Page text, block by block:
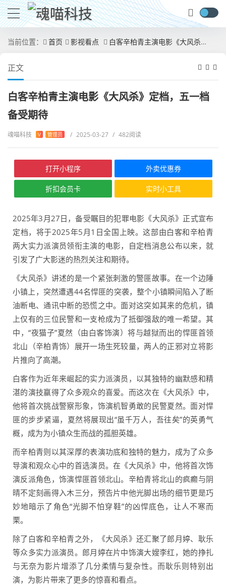
当前位置： 首页 影视看点 白客辛柏青主演电影《大风杀》定档，五一档备受期待
正文
白客辛柏青主演电影《大风杀》定档，五一档
备受期待
魂喵科技 V 管理员 / 2025-03-27 / 482阅读
打开小程序 外卖优惠券
折扣会员卡 实时小工具
2025年3月27日，备受瞩目的犯罪电影《大风杀》正式宣布
定档，将于2025年5月1日全国上映。这部由白客和辛柏青
两大实力派演员领衔主演的电影，自定档消息公布以来，就
引发了广大影迷的热烈关注和期待。
《大风杀》讲述的是一个紧张刺激的警匪故事。在一个边陲
小镇上，突然遭遇44名悍匪的突袭，整个小镇瞬间陷入了断
油断电、通讯中断的恐慌之中。面对这突如其来的危机，镇
上仅有的三位民警和一支枪成为了抵御强敌的唯一希望。其
中，“夜猫子”夏然（由白客饰演）将与越狱而出的悍匪首领
北山（辛柏青饰）展开一场生死较量，两人的正邪对立将影
片推向了高潮。
白客作为近年来崛起的实力派演员，以其独特的幽默感和精
湛的演技赢得了众多观众的喜爱。而这次在《大风杀》中，
他将首次挑战警察形象，饰演机智勇敢的民警夏然。面对悍
匪的步步紧逼，夏然将展现出“虽千万人，吾往矣”的英勇气
概，成为为小镇众生而战的孤胆英雄。
而辛柏青则以其深厚的表演功底和独特的魅力，成为了众多
导演和观众心中的首选演员。在《大风杀》中，他将首次饰
演反派角色，饰演悍匪首领北山。辛柏青将北山的疯癫与阴
晴不定刻画得入木三分，预告片中他光脚出场的细节更是巧
妙地暗示了角色“光脚不怕穿鞋”的凶悍底色，让人不寒而
栗。
除了白客和辛柏青之外，《大风杀》还汇聚了郎月婷、耿乐
等众多实力派演员。郎月婷在片中饰演大嫂李红，她的挣扎
与无奈为影片增添了几分柔情与复杂性。而耿乐则特别出
演，为影片带来了更多的惊喜和看点。